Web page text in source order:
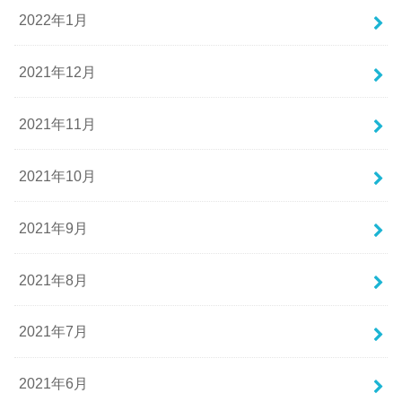
2022年1月
2021年12月
2021年11月
2021年10月
2021年9月
2021年8月
2021年7月
2021年6月